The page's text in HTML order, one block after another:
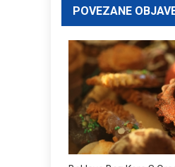
POVEZANE